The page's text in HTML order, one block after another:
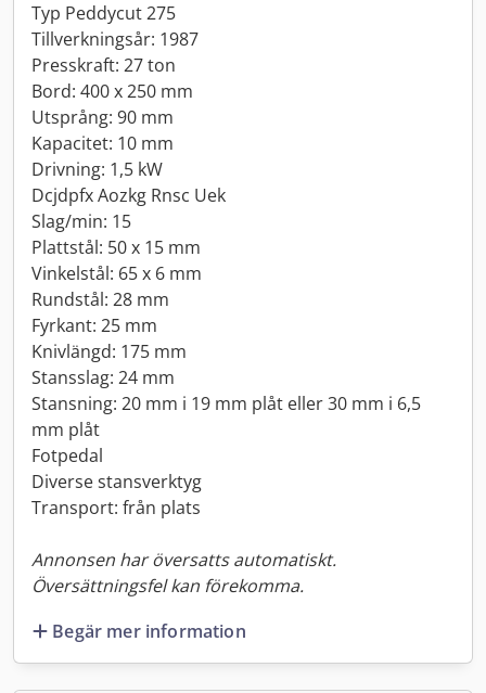
Typ Peddycut 275
Tillverkningsår: 1987
Presskraft: 27 ton
Bord: 400 x 250 mm
Utsprång: 90 mm
Kapacitet: 10 mm
Drivning: 1,5 kW
Dcjdpfx Aozkg Rnsc Uek
Slag/min: 15
Plattstål: 50 x 15 mm
Vinkelstål: 65 x 6 mm
Rundstål: 28 mm
Fyrkant: 25 mm
Knivlängd: 175 mm
Stansslag: 24 mm
Stansning: 20 mm i 19 mm plåt eller 30 mm i 6,5
mm plåt
Fotpedal
Diverse stansverktyg
Transport: från plats
Annonsen har översatts automatiskt.
Översättningsfel kan förekomma.
Begär mer information